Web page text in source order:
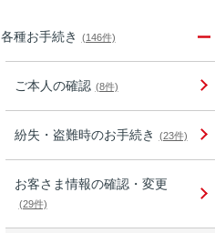
各種お手続き (146件)
ご本人の確認 (8件)
紛失・盗難時のお手続き (23件)
お客さま情報の確認・変更
(29件)